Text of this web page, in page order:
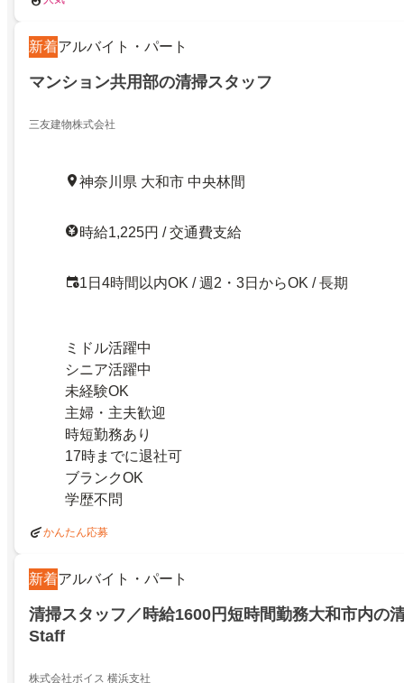
新着アルバイト・パート
マンション共用部の清掃スタッフ
三友建物株式会社
神奈川県 大和市 中央林間
時給1,225円 / 交通費支給
1日4時間以内OK / 週2・3日からOK / 長期
ミドル活躍中
シニア活躍中
未経験OK
主婦・主夫歓迎
時短勤務あり
17時までに退社可
ブランクOK
学歴不問
かんたん応募
新着アルバイト・パート
清掃スタッフ／時給1600円短時間勤務大和市内の
Staff
株式会社ボイス 横浜支社